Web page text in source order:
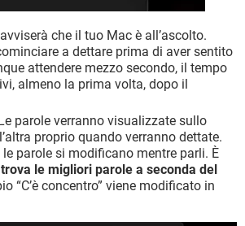
che il tuo Mac è all’ascolto.
a dettare prima di aver sentito
attendere mezzo secondo, il tempo
almeno la prima volta, dopo il
parole verranno visualizzate sullo
proprio quando verranno dettate.
le parole si modificano mentre parli. È
trova le migliori parole a seconda del
“C’è concentro” viene modificato in